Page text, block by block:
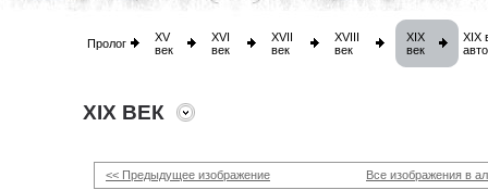
Пролог
XV
век
XVI
век
XVII
век
XVIII
век
XIX
век
XIX
XIX ВЕК
<< Предыдущее изображение Все изображения в